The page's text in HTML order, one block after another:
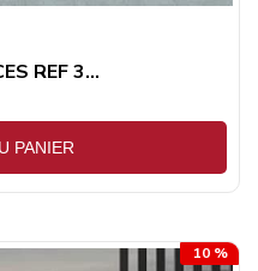
REF 3...
PANIER
10 %